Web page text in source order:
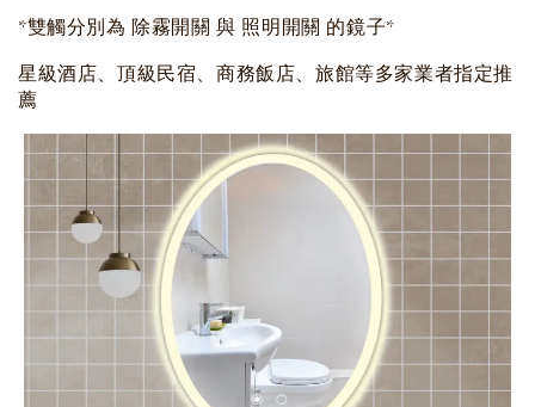
*雙觸分別為 除霧開關 與 照明開關 的鏡子*
星級酒店、頂級民宿、商務飯店、旅館等多家業者指定推
薦